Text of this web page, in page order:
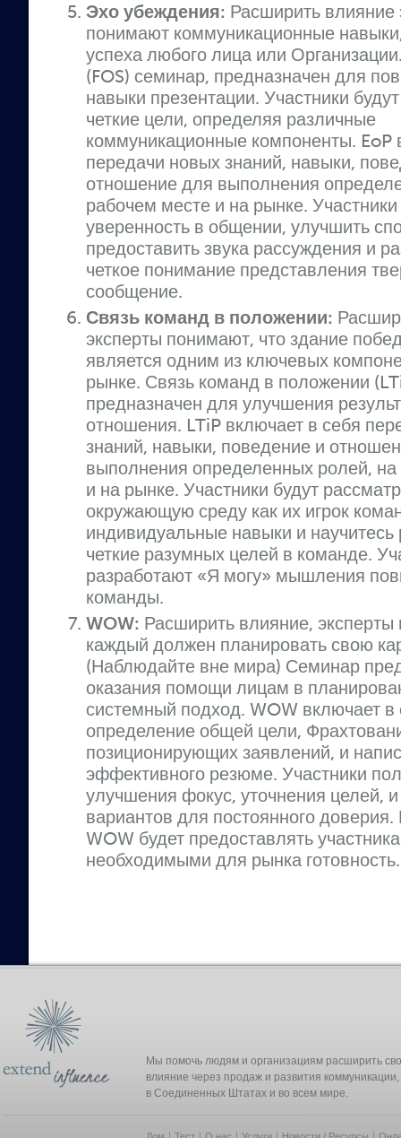
Эхо убеждения: Расширить влияние
понимают коммуникационные
успеха любого лица или
(FOS) семинар, предназначен для
навыки презентации. Участники
четкие цели, определяя различные
коммуникационные компоненты. EoP
передачи новых знаний, навыки,
отношение для выполнения
рабочем месте и на рынке.
уверенность в общении, улучшить
предоставить звука рассуждения и
четкое понимание представления
сообщение.
Связь команд в положении:
эксперты понимают, что здание
является одним из ключевых
рынке. Связь команд в положении
предназначен для улучшения
отношения. LTiP включает в себя
знаний, навыки, поведение и
выполнения определенных ролей,
и на рынке. Участники будут
окружающую среду как их игрок
индивидуальные навыки и научитесь
четкие разумных целей в команде.
разработают «Я могу» мышления
команды.
WOW: Расширить влияние,
каждый должен планировать свою
(Наблюдайте вне мира) Семинар
оказания помощи лицам в
системный подход. WOW включает в
определение общей цели,
позиционирующих заявлений, и
эффективного резюме. Участники
улучшения фокус, уточнения целей,
вариантов для постоянного
WOW будет предоставлять
необходимыми для рынка готовность.
Мы помочь людям и организациям расширить
влияние через продаж и развития
в Соединенных Штатах и во всем мире.